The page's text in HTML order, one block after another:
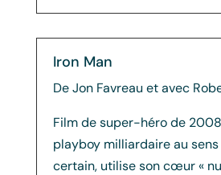
Iron Man
De Jon Favreau et avec
Film de super-héro de
playboy milliardaire au sens
certain, utilise son cœur «